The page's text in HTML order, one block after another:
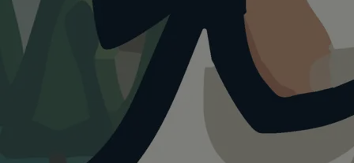
ATTRAKTION
Erlebnispark
Tripsdrill mit Hund